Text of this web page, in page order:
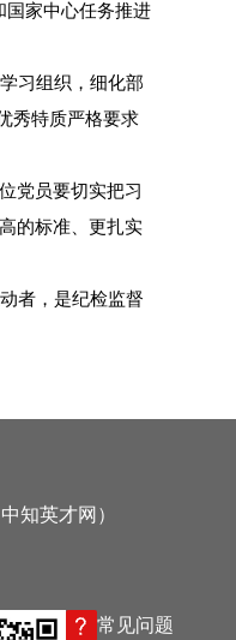
国家中心任务推进
习组织，细化部
秀特质严格要求
党员要切实把习
的标准、更扎实
者，是纪检监督
知英才网）
常见问题